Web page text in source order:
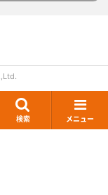
検索 メニュー